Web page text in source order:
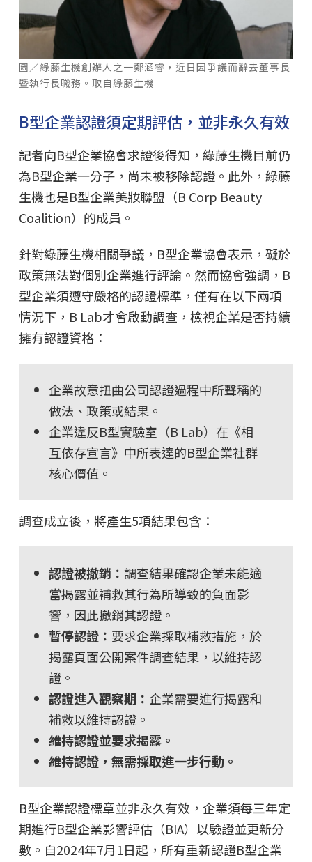
圖／綠藤生機創辦人之一鄭涵睿，近日因爭議而辭去董事長
暨執行長職務。取自綠藤生機
B型企業認證須定期評估，並非永久有效
記者向B型企業協會求證後得知，綠藤生機目前仍
為B型企業一分子，尚未被移除認證。此外，綠藤
生機也是B型企業美妝聯盟（B Corp Beauty
Coalition）的成員。
針對綠藤生機相關爭議，B型企業協會表示，礙於
政策無法對個別企業進行評論。然而協會強調，B
型企業須遵守嚴格的認證標準，僅有在以下兩項
情況下，B Lab才會啟動調查，檢視企業是否持續
擁有認證資格：
企業故意扭曲公司認證過程中所聲稱的
做法、政策或結果。
企業違反B型實驗室（B Lab）在《相
互依存宣言》中所表達的B型企業社群
核心價值。
調查成立後，將產生5項結果包含：
認證被撤銷： 調查結果確認企業未能適
當揭露並補救其行為所導致的負面影
響，因此撤銷其認證。
暫停認證： 要求企業採取補救措施，於
揭露頁面公開案件調查結果，以維持認
證。
認證進入觀察期： 企業需要進行揭露和
補救以維持認證。
維持認證並要求揭露。
維持認證，無需採取進一步行動。
B型企業認證標章並非永久有效，企業須每三年定
期進行B型企業影響評估（BIA）以驗證並更新分
數。自2024年7月1日起，所有重新認證B型企業